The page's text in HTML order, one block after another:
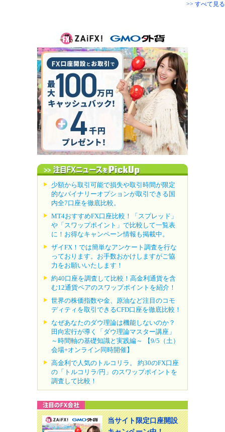
>> すべて見る
少額から取引可能で損失や取引時間が限定
的なバイナリーオプションが取引できる国
内全7口座を徹底比較。
MT4おすすめFX口座比較！「スプレッド」
や「スワップポイント」で比較して一覧表
に！お得なキャンペーン情報も掲載中。
ザイFX！では簡単なアンケート調査を行な
っております。お手数おかけしますがご協
力をお願いいたします！
約40口座を調査して比較！高金利通貨を含
む12通貨ペアのスワップポイントを紹介！
世界の株価指数や金、原油など注目のコモ
ディティを取引できるCFD口座を徹底比較！
なぜあなたのダウ理論は機能しないのか？
田向宏行が導く「ダウ理論マスター講座」
～時間軸の基礎知識と実践編～ 【9/5（土）
会場+オンライン同時開催】
高金利で人気のトルコリラ。 約30のFX口座
の「トルコリラ/円」のスワップポイントを
調査して比較！
当サイト限定口座開設